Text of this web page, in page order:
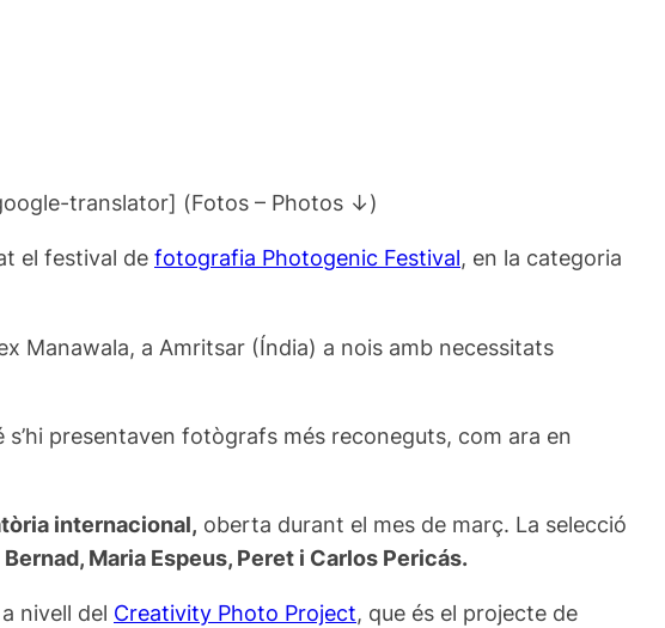
translator] (Fotos – Photos ↓)
el festival de fotografia Photogenic Festival, en la categoria
Manawala, a Amritsar (Índia) a nois amb necessitats
presentaven fotògrafs més reconeguts, com ara en
internacional, oberta durant el mes de març. La selecció
Maria Espeus, Peret i Carlos Pericás.
nivell del Creativity Photo Project, que és el projecte de